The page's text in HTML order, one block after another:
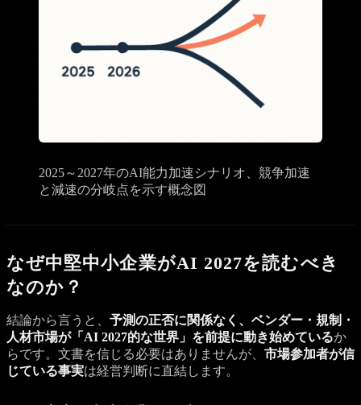
2025～2027年のAI能力加速シナリオ、競争加速
と減速の分岐点を示す概念図
なぜ中堅中小企業がAI 2027を読むべき
なのか？
結論から言うと、 予測の正否に関係なく、ベンダー・規制・
人材市場が「AI 2027的な世界」を前提に動き始めているか
らです。文書を信じる必要はありませんが、 市場参加者が信
じている事実は経営判断に直結します。